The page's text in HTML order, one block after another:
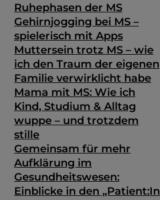
Ruhephasen der MS
Gehirnjogging bei MS –
spielerisch mit Apps
Muttersein trotz MS – wie
ich den Traum der eigenen
Familie verwirklicht habe
Mama mit MS: Wie ich
Kind, Studium & Alltag
wuppe – und trotzdem
stille
Gemeinsam für mehr
Aufklärung im
Gesundheitswesen:
Einblicke in den „Patient:In